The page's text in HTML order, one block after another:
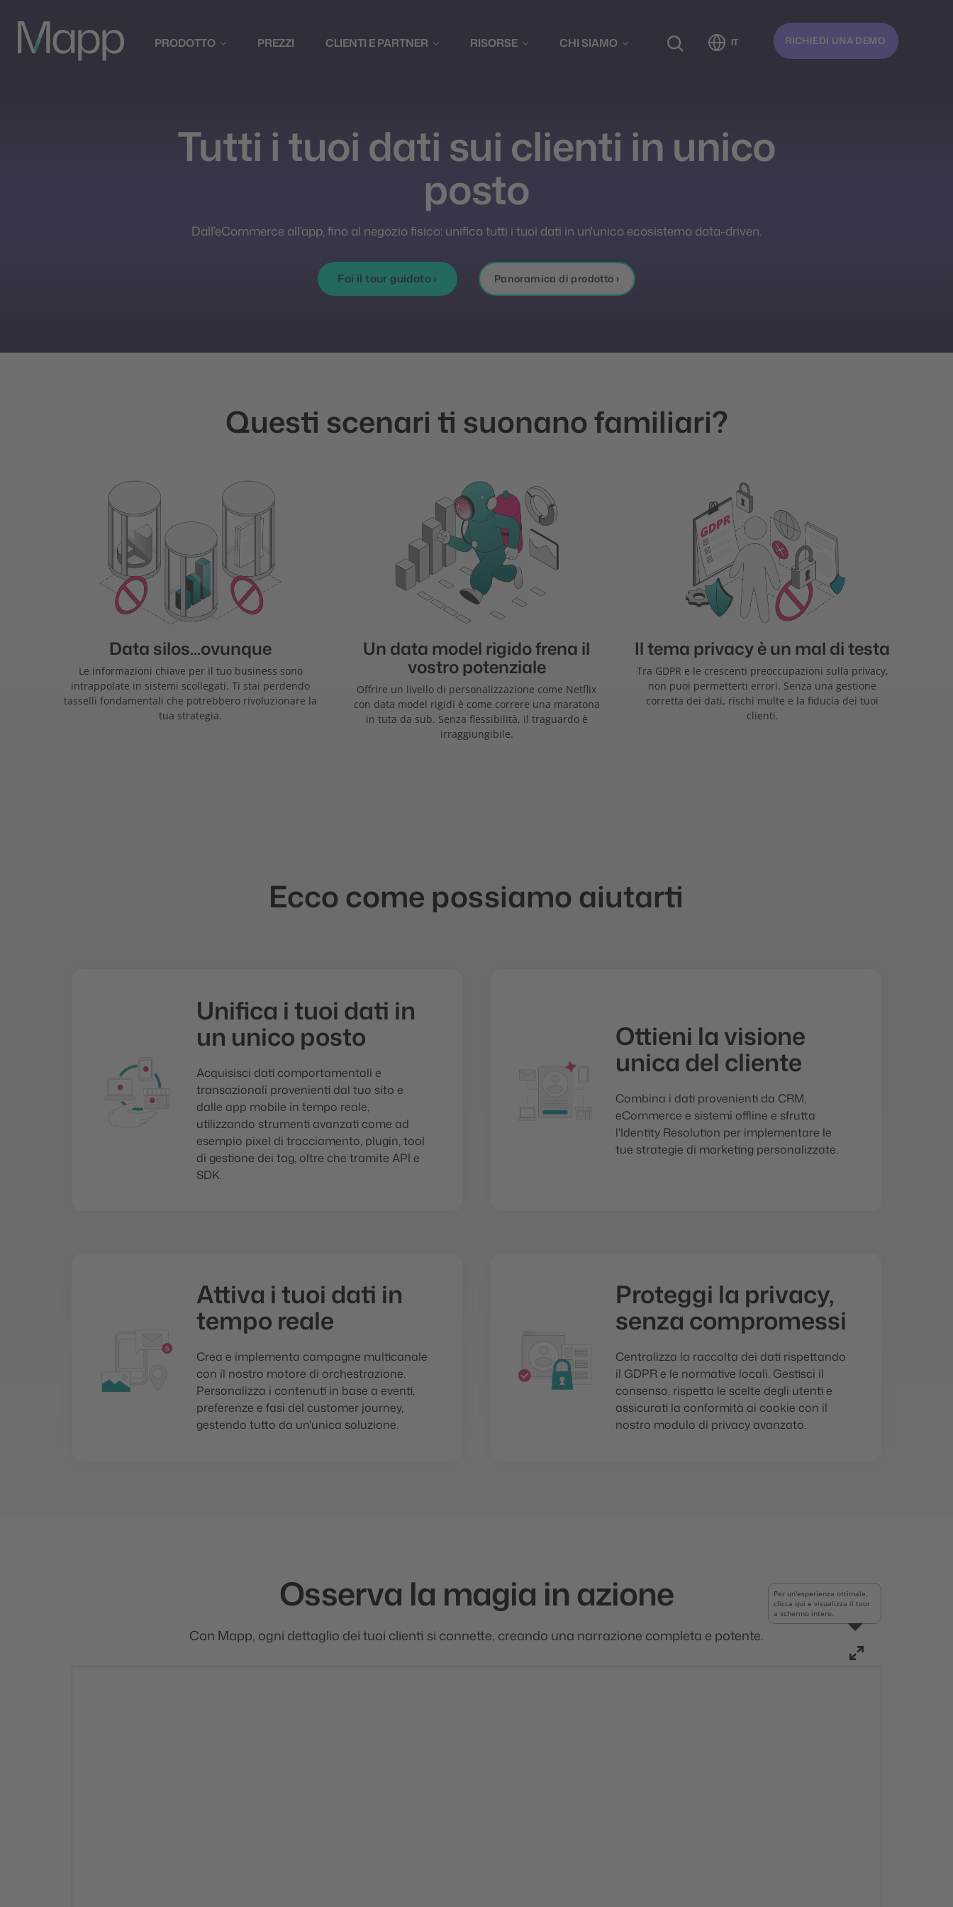
PRODOTTO PREZZI CLIENTI E PARTNER RISORSE CHI SIAMO IT RICHIEDI UNA DEMO
Tutti i tuoi dati sui clienti in unico
posto
Dall’eCommerce all’app, fino al negozio fisico: unifica tutti i tuoi dati in un'unico ecosistema data-driven.
Fai il tour guidato › Panoramica di prodotto ›
Questi scenari ti suonano familiari?
Data silos...ovunque
Le informazioni chiave per il tuo business sono
intrappolate in sistemi scollegati. Ti stai perdendo
tasselli fondamentali che potrebbero rivoluzionare la
tua strategia.
Un data model rigido frena il
vostro potenziale
Offrire un livello di personalizzazione come Netflix
con data model rigidi è come correre una maratona
in tuta da sub. Senza flessibilità, il traguardo è
irraggiungibile.
Il tema privacy è un mal di testa
Tra GDPR e le crescenti preoccupazioni sulla privacy,
non puoi permetterti errori. Senza una gestione
corretta dei dati, rischi multe e la fiducia dei tuoi
clienti.
Ecco come possiamo aiutarti
Unifica i tuoi dati in
un unico posto
Acquisisci dati comportamentali e
transazionali provenienti dal tuo sito e
dalle app mobile in tempo reale,
utilizzando strumenti avanzati come ad
esempio pixel di tracciamento, plugin, tool
di gestione dei tag, oltre che tramite API e
SDK.
Ottieni la visione
unica del cliente
Combina i dati provenienti da CRM,
eCommerce e sistemi offline e sfrutta
l'Identity Resolution per implementare le
tue strategie di marketing personalizzate.
Attiva i tuoi dati in
tempo reale
Crea e implementa campagne multicanale
con il nostro motore di orchestrazione.
Personalizza i contenuti in base a eventi,
preferenze e fasi del customer journey,
gestendo tutto da un'unica soluzione.
Proteggi la privacy,
senza compromessi
Centralizza la raccolta dei dati rispettando
il GDPR e le normative locali. Gestisci il
consenso, rispetta le scelte degli utenti e
assicurati la conformità ai cookie con il
nostro modulo di privacy avanzato.
Per un'esperienza ottimale,
clicca qui e visualizza il tour
a schermo intero.
Osserva la magia in azione
Con Mapp, ogni dettaglio dei tuoi clienti si connette, creando una narrazione completa e potente.